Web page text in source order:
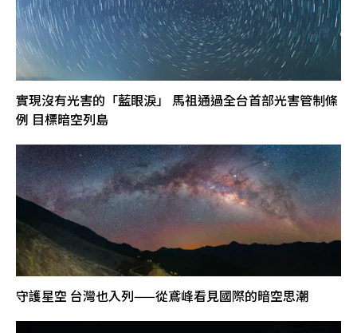
實現沒有光害的「藍眼淚」 馬祖通過全台首部光害管制條
例 目標暗空列島
守護星空 台灣也入列——從鳶峰看見國際的暗空思潮